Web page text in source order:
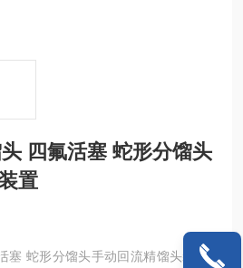
四氟活塞 蛇形分馏头
置
塞 蛇形分馏头手动回流精馏头装置：